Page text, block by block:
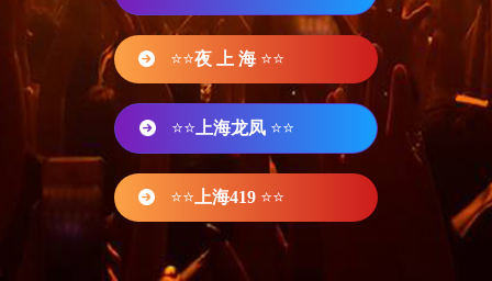
⭐⭐夜 上 海 ⭐⭐
⭐⭐ 上海龙凤 ⭐⭐
⭐⭐ 上海419 ⭐⭐